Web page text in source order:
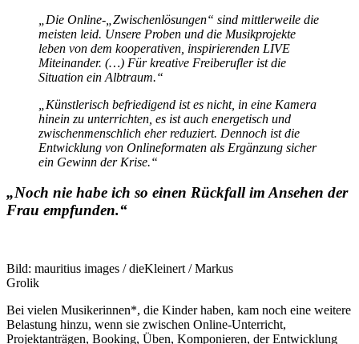
Die Online-„Zwischenlösungen“ sind mittlerweile die
meisten leid. Unsere Proben und die Musikprojekte
leben von dem kooperativen, inspirierenden LIVE
Miteinander. (…) Für kreative Freiberufler ist die
Situation ein Albtraum.“
Künstlerisch befriedigend ist es nicht, in eine Kamera
hinein zu unterrichten, es ist auch energetisch und
zwischenmenschlich eher reduziert. Dennoch ist die
Entwicklung von Onlineformaten als Ergänzung sicher
ein Gewinn der Krise.“
„Noch nie habe ich so einen Rückfall im Ansehen der
Frau empfunden.“
Bild: mauritius images / dieKleinert / Markus
Grolik
Bei vielen Musikerinnen*, die Kinder haben, kam noch eine weitere
Belastung hinzu, wenn sie zwischen Online-Unterricht,
Projektanträgen, Booking, Üben, Komponieren, der Entwicklung